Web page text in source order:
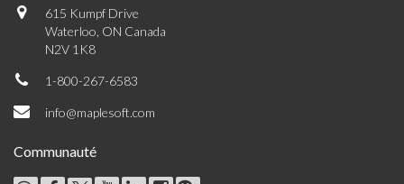
615 Kumpf Drive
Waterloo, ON Canada
N2V 1K8
1-800-267-6583
info@maplesoft.com
Communauté